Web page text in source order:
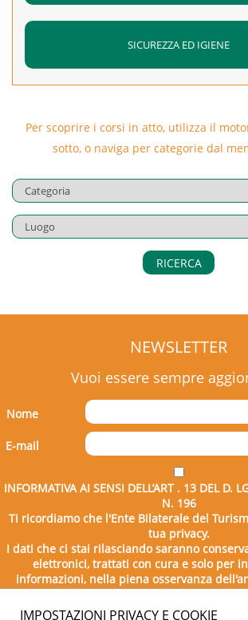
SICUREZZA ED IGIENE
Per scoprire i corsi in atto, utilizza il
sotto, o naviga per categorie dal
RICERCA
NEWSLETTER
Vuoi essere sempre
Nome
E-mail
INFORMATIVA AI SENSI DELL’ART . 13 DEL D.
N. 196
Ti ricordiamo che l'Ente Bilaterale del
tua privacy.
I dati che ci stai rilasciando saranno
elettronici, trattati con cura e solo per
informazioni, nella piena osservanza
196/2003.
IMPOSTAZIONI PRIVACY E COOKIE